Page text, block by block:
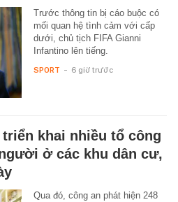
Trước thông tin bị cáo buộc có
mối quan hệ tình cảm với cấp
dưới, chủ tịch FIFA Gianni
Infantino lên tiếng.
SPORT - 6 giờ trước
khai nhiều tổ công
ở các khu dân cư,
Qua đó, công an phát hiện 248